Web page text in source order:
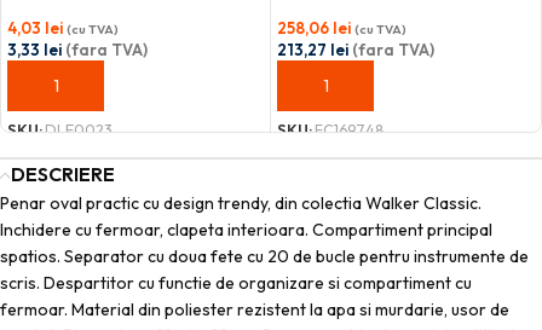
4,03 lei (cu TVA)
3,33 lei (fara TVA)
ADAUGĂ ÎN COȘ
SKU:DLE0023
258,06 lei (cu TVA)
213,27 lei (fara TVA)
ADAUGĂ ÎN COȘ
SKU:FC169748
DESCRIERE
Penar oval practic cu design trendy, din colectia Walker Classic.
Inchidere cu fermoar, clapeta interioara. Compartiment principal
spatios. Separator cu doua fete cu 20 de bucle pentru instrumente de
scris. Despartitor cu functie de organizare si compartiment cu
fermoar. Material din poliester rezistent la apa si murdarie, usor de